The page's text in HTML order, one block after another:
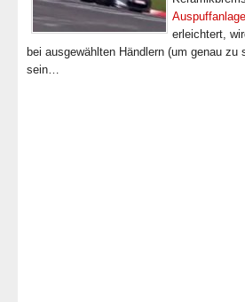
Auspuffanlage
erleichtert,
bei ausgewählten Händlern (um genau
sein…